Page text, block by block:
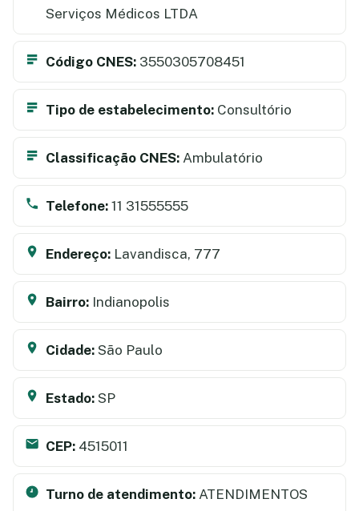
Serviços Médicos LTDA
Código CNES: 3550305708451
Tipo de estabelecimento: Consultório
Classificação CNES: Ambulatório
Telefone: 11 31555555
Endereço: Lavandisca, 777
Bairro: Indianopolis
Cidade: São Paulo
Estado: SP
CEP: 4515011
Turno de atendimento: ATENDIMENTOS